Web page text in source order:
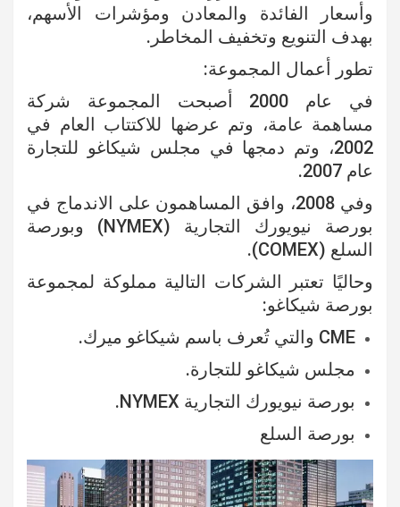
وأسعار الفائدة والمعادن ومؤشرات الأسهم،
بهدف التنويع وتخفيف المخاطر.
تطور أعمال المجموعة:
في عام 2000 أصبحت المجموعة شركة
مساهمة عامة، وتم عرضها للاكتتاب العام في
2002، وتم دمجها في مجلس شيكاغو للتجارة
عام 2007.
وفي 2008، وافق المساهمون على الاندماج في
بورصة نيويورك التجارية (NYMEX) وبورصة
السلع (COMEX).
وحاليًا تعتبر الشركات التالية مملوكة لمجموعة
بورصة شيكاغو:
CME والتي تُعرف باسم شيكاغو ميرك.
مجلس شيكاغو للتجارة.
بورصة نيويورك التجارية NYMEX.
بورصة السلع